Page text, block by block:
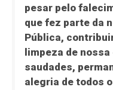
pesar pelo
que fez parte da
Pública,
limpeza de
saudades,
alegria de todos